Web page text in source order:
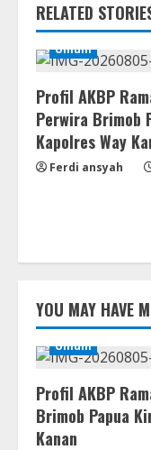
RELATED
Umum
Profil AKBP
Perwira Brimob
Kapolres Way
Ferdi ansyah
YOU MAY HAVE
Umum
Profil AKBP
Brimob Papua
Kanan